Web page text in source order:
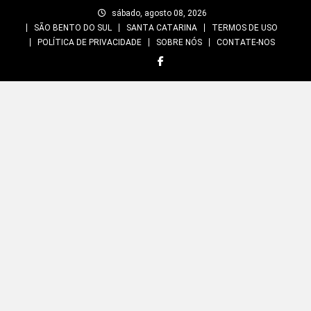
sábado, agosto 08, 2026
SÃO BENTO DO SUL
SANTA CATARINA
TERMOS DE USO
POLÍTICA DE PRIVACIDADE
SOBRE NÓS CONTATE-NOS